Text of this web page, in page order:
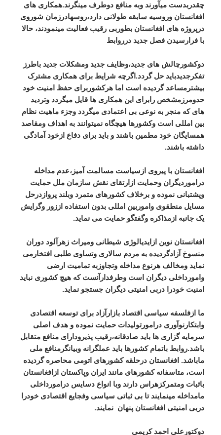
چقدربدست میآورند وبه منافع دوطرف مینگرند.همکاری های
افغانستان وروسیه سابقه طولانی دارد،روسهادرزمان شوروی
درپروژه های افغانستان بطوربی رقیب فعالیت مینمودند، حالا
با فرارسیدن فصل جدید درروابط
دوکشورچالش های جدید،وظایف جدید ومشکلات جدید باطرز
تفکرجدیدباید حل گردد.اگرچه شرایط برای همکاری مشترک
بیشترمساعد گردیده است اما هرکشوربرای حفظ امنیت خود
حدومرزمشخص رابرای این همکاری ها قایل میگردد وتردید
های که منجر به نوعی بی اعتمادی میگردد وجزء ماهیت نظام
بین امللی است وکشورها هیچگاه نمیتوانند به اهداف ومقاصد
همسایگان خود مطمین باشند و باید برای دفاع ازخود آمادگی
داشته باشند.
افغانستان با پیروی ازسیاست مسالمت آمیز،عدم مداخله
دراموردیگران وحمایت ازارتقای نقش سازمان ملل حمایت
وپشتبانی نموده و برخلاف کشورهای متمرد وبلند پروازدرحل
مسایل منطقوی واموربین امللی بدون استفاده اززور وگرایش
یک جانبه ازمذاکره وگفتگو حمایت می نماید.
افغانستان نوین ازایدیالوژی شیطانی ومیراث زهرآلود دوران
منسوخ آزادگردیده به مردم سالاری وتساوی طلبی افتخارمی
نماید ومخالف هرنوع مداخله وتجاوزبه تمامیت ارضی
وامورداخلی دیگران است وطرفدارآنست که هیچ کشوری نباید
امنیت خودرا دربی امنیتی دیگران جستجو نماید.
ما ازفلسفه سیاسی اقتصاد بازارآزاد برای توسعه اقتصادی
وابتکارنوآوری درامورتولیدات حمایت نموده و هدف اصلی
سرمایه گزاری ها باید صادقانه،رقیب پذیرودارای منافع متقابل
باشد.روابط باتمام کشورها باید عملگرانه وبیانگرمنافع ملی
ماباشد. افغانستان درحلقه کشورهای اتومی محاصره گردیده
است، متاسفانه کشورهای مانند ایران وپاکستان ازافغانستان
باثبات ومتمرکزهراس دارند وبا انواع دسایس درامورداخلی
مامداخله مینمایند تا بی ثباتی سیاسی وفجایع اقتصادی خودرا
دربی امنیتی افغانستان پنهان نمایند.
دوکتورعلی احمد کریمی